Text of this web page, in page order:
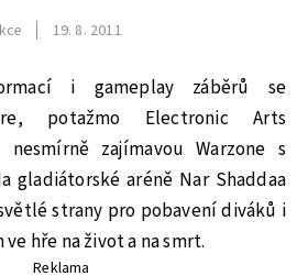
19. 8. 2011
i gameplay záběrů se
potažmo Electronic Arts
zajímavou Warzone s
gladiátorské aréně Nar Shaddaa
strany pro pobavení diváků i
hře na život a na smrt.
Reklama